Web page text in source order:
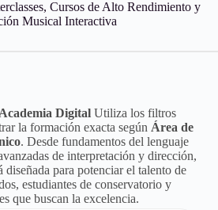
Cursos de Alto Rendimiento y
Musical Interactiva
DigitalUtiliza los filtros
la formación exacta según Área de
. Desde fundamentos del lenguaje
de interpretación y dirección,
diseñada para potenciar el talento de
estudiantes de conservatorio y
que buscan la excelencia.